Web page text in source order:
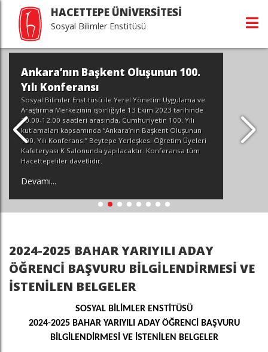
HACETTEPE ÜNİVERSİTESİ
Sosyal Bilimler Enstitüsü
Ankara’nın Başkent Oluşunun 100.
Yılı Konferansı
Sosyal Bilimler Enstitüsü ile Yerel Yönetim Uygulama ve
Araştırma Merkezinin işbirliğiyle 13 Ekim 2023 tarihinde
10.00-12.00 saatleri arasında, Cumhuriyetin 100. Yılı
kutlamaları kapsamında “Ankara’nın Başkent Oluşunun
100. Yılı Konferansı” Beytepe Yerleşkesi Öğretim Üyeleri
Kafeteryası K Salonunda yapılacaktır. Konferansa tüm
Hacettepeliler davetlidir.
Devamı...
2024-2025 BAHAR YARIYILI ADAY
ÖĞRENCİ BAŞVURU BİLGİLENDİRMESİ VE
İSTENİLEN BELGELER
SOSYAL BİLİMLER ENSTİTÜSÜ
2024-2025 BAHAR YARIYILI ADAY ÖĞRENCİ BAŞVURU
BİLGİLENDİRMESİ VE İSTENİLEN BELGELER